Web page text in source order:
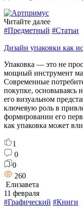
Читайте далее
#Предметный #Статьи
Дизайн упаковки как
Упаковка — это не
мощный инструмент
Современные
покупке, основываясь
его визуальном
ключевую роль в
формировании его
как упаковка может
1
0
0
260
Елизавета
11 февраля
#Графический #Книги